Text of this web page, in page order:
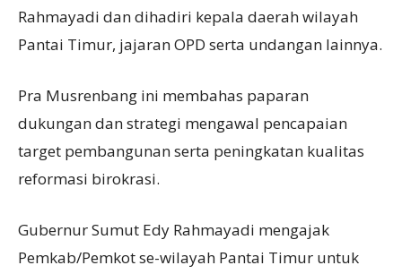
Rahmayadi dan dihadiri kepala daerah wilayah
Pantai Timur, jajaran OPD serta undangan lainnya.
Pra Musrenbang ini membahas paparan
dukungan dan strategi mengawal pencapaian
target pembangunan serta peningkatan kualitas
reformasi birokrasi.
Gubernur Sumut Edy Rahmayadi mengajak
Pemkab/Pemkot se-wilayah Pantai Timur untuk